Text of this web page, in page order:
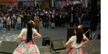
de todo o estado, o
mais de 50 mil estudantes
pública criada pelo Governo de
em troca da realização de
formação acadêmica.